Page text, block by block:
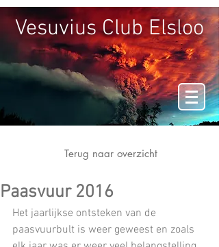
Vesuvius Club Elsloo
Terug naar overzicht
Paasvuur 2016
Het jaarlijkse ontsteken van de
paasvuurbult is weer geweest en zoals